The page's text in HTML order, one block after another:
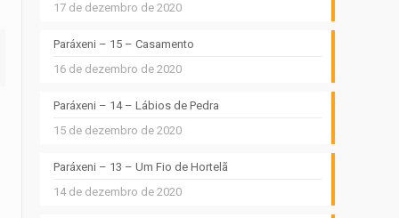
17 de dezembro de 2020
Paráxeni – 15 – Casamento
16 de dezembro de 2020
Paráxeni – 14 – Lábios de Pedra
15 de dezembro de 2020
Paráxeni – 13 – Um Fio de Hortelã
14 de dezembro de 2020